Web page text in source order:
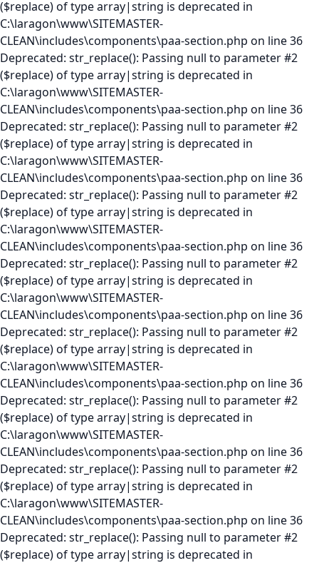
($replace) of type array|string is deprecated in
C:\laragon\www\SITEMASTER-
CLEAN\includes\components\paa-section.php on line 36
Deprecated: str_replace(): Passing null to parameter #2
($replace) of type array|string is deprecated in
C:\laragon\www\SITEMASTER-
CLEAN\includes\components\paa-section.php on line 36
Deprecated: str_replace(): Passing null to parameter #2
($replace) of type array|string is deprecated in
C:\laragon\www\SITEMASTER-
CLEAN\includes\components\paa-section.php on line 36
Deprecated: str_replace(): Passing null to parameter #2
($replace) of type array|string is deprecated in
C:\laragon\www\SITEMASTER-
CLEAN\includes\components\paa-section.php on line 36
Deprecated: str_replace(): Passing null to parameter #2
($replace) of type array|string is deprecated in
C:\laragon\www\SITEMASTER-
CLEAN\includes\components\paa-section.php on line 36
Deprecated: str_replace(): Passing null to parameter #2
($replace) of type array|string is deprecated in
C:\laragon\www\SITEMASTER-
CLEAN\includes\components\paa-section.php on line 36
Deprecated: str_replace(): Passing null to parameter #2
($replace) of type array|string is deprecated in
C:\laragon\www\SITEMASTER-
CLEAN\includes\components\paa-section.php on line 36
Deprecated: str_replace(): Passing null to parameter #2
($replace) of type array|string is deprecated in
C:\laragon\www\SITEMASTER-
CLEAN\includes\components\paa-section.php on line 36
Deprecated: str_replace(): Passing null to parameter #2
($replace) of type array|string is deprecated in